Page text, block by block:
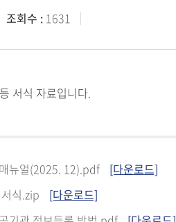
조회수 : 1631
서식 자료입니다.
뉴얼(2025. 12).pdf
[다운로드]
식.zip
[다운로드]